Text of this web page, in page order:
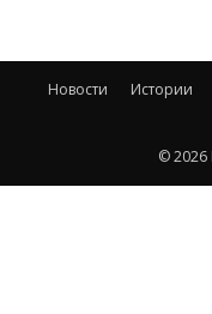
Новости Истории
© 2026